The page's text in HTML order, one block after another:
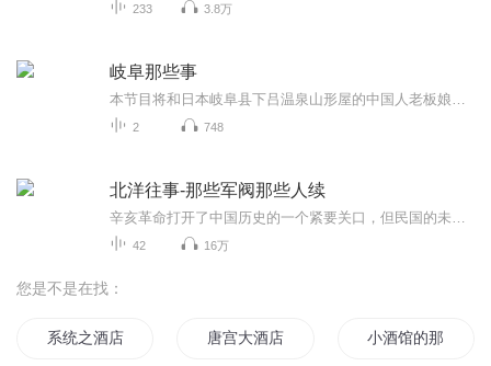
233 3.8万
岐阜那些事
2 748
北洋往事-那些军阀那些人续
42 16万
您是不是在找：
系统之酒店大亨 唐宫大酒店 小酒馆的那些事